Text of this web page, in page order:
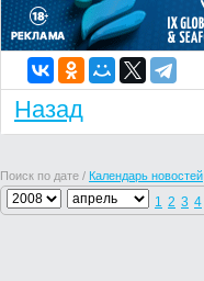
Назад
Поиск по дате / Календарь новостей
1 2 3 4